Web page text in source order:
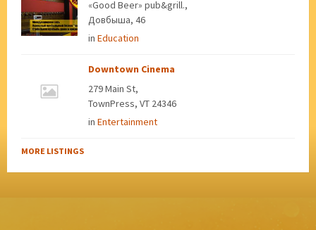
«Good Beer» pub&grill.,
Довбыша, 46
in Education
Downtown Cinema
279 Main St,
TownPress, VT 24346
in Entertainment
MORE LISTINGS